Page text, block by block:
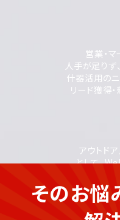
アウトドア
営業・マ
人手が足りず
什器活用の
リード獲得
アウトド
として、
運
そのお悩